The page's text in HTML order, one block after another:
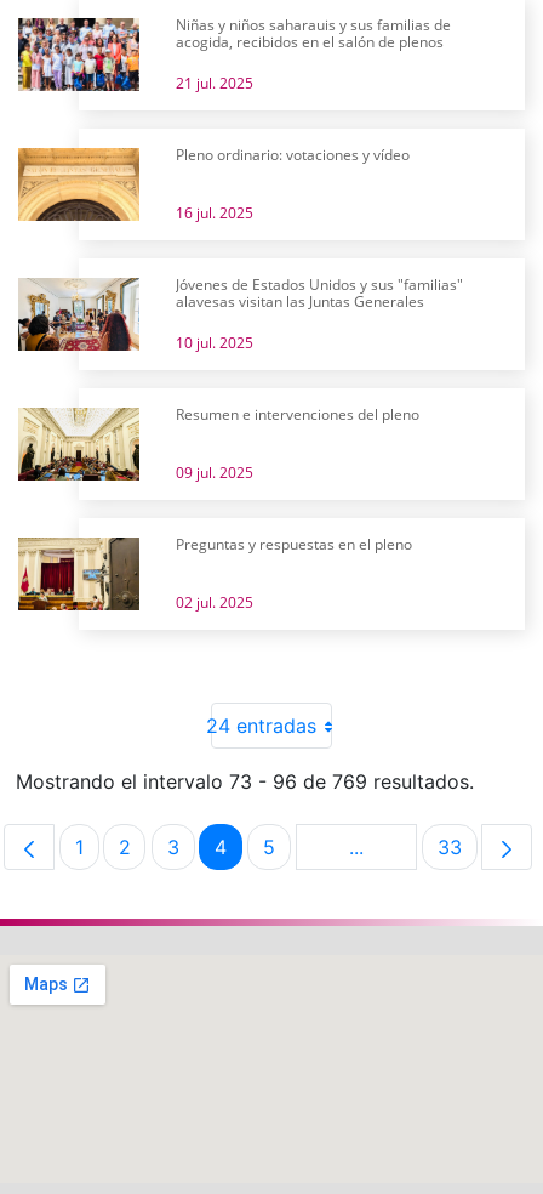
Niñas y niños saharauis y sus familias de
acogida, recibidos en el salón de plenos
21 jul. 2025
Pleno ordinario: votaciones y vídeo
16 jul. 2025
Jóvenes de Estados Unidos y sus "familias"
alavesas visitan las Juntas Generales
10 jul. 2025
Resumen e intervenciones del pleno
09 jul. 2025
Preguntas y respuestas en el pleno
02 jul. 2025
24 entradas
Mostrando el intervalo 73 - 96 de 769 resultados.
Página
1 Página
2 Página
3 Página
4 Página
5 ...Páginas Página
33